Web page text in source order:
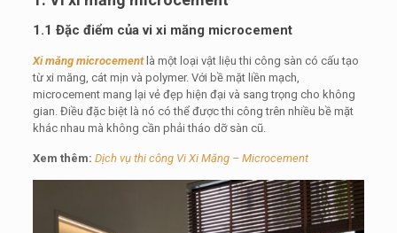
1.1 Đặc điểm của vi xi măng microcement
Xi măng microcementlà một loại vật liệu thi công sàn có cấu tạo
từ xi măng, cát mịn và polymer. Với bề mặt liền mạch,
microcement mang lại vẻ đẹp hiện đại và sang trọng cho không
gian. Điều đặc biệt là nó có thể được thi công trên nhiều bề mặt
khác nhau mà không cần phải tháo dỡ sàn cũ.
Xem thêm: Dịch vụ thi công Vi Xi Măng – Microcement